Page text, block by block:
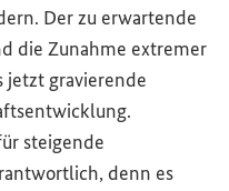
Der zu erwartende
die Zunahme extremer
jetzt gravierende
steigende
denn es